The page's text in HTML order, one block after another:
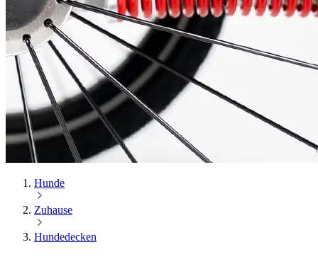
Hunde
Zuhause
Hundedecken